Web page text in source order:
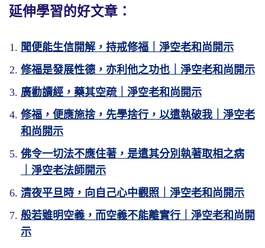
延伸學習的好文章：
聞便能生信開解，持戒修福｜淨空老和尚開示
修福是發展性德，亦利他之功也｜淨空老和尚開示
廣勸讀經，藥其空疏｜淨空老和尚開示
修福，便應施捨，先學捨行，以遣執破我｜淨空老
和尚開示
佛令一切法不應住著，是遣其分別執著取相之病
｜淨空老法師開示
清夜平旦時，向自己心中觀照｜淨空老和尚開示
般若雖明空義，而空義不能離實行｜淨空老和尚開
示